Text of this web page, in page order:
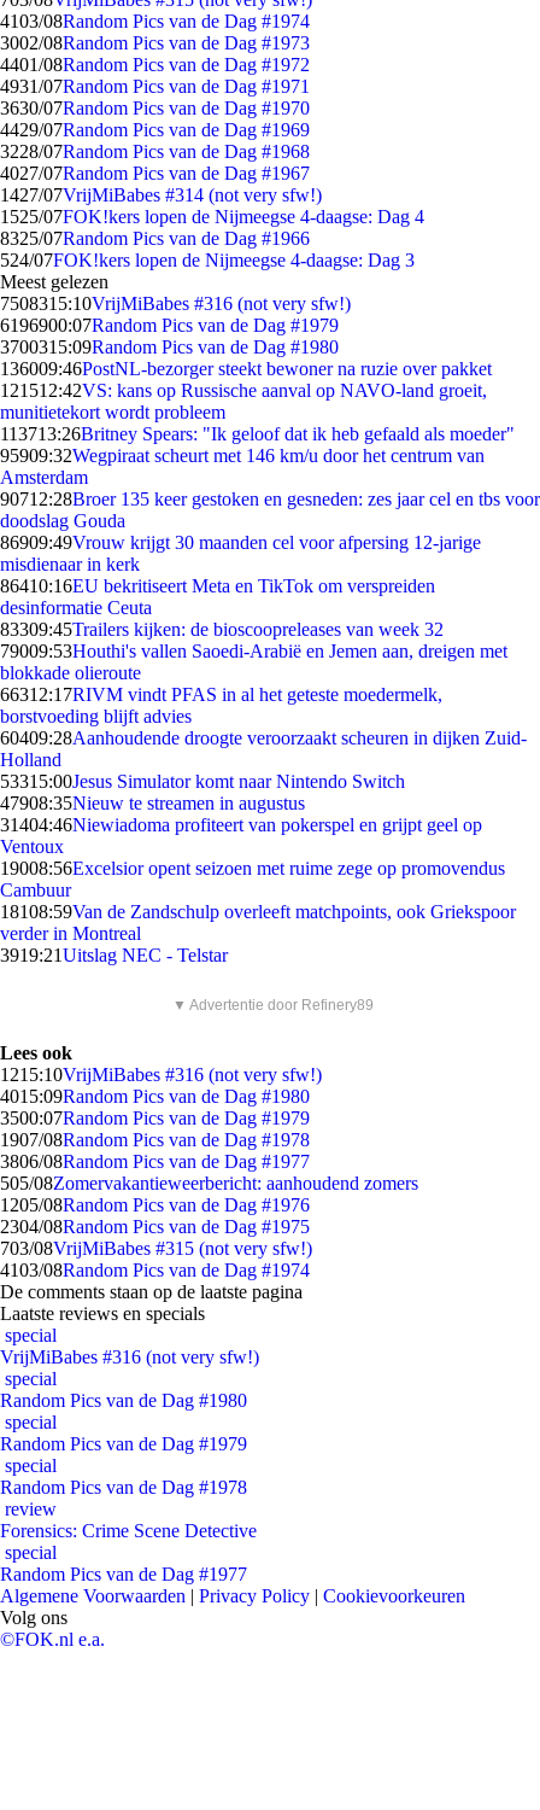
4103/08Random Pics van de Dag #1974
3002/08Random Pics van de Dag #1973
4401/08Random Pics van de Dag #1972
4931/07Random Pics van de Dag #1971
3630/07Random Pics van de Dag #1970
4429/07Random Pics van de Dag #1969
3228/07Random Pics van de Dag #1968
4027/07Random Pics van de Dag #1967
1427/07VrijMiBabes #314 (not very sfw!)
1525/07FOK!kers lopen de Nijmeegse 4-daagse: Dag 4
8325/07Random Pics van de Dag #1966
524/07FOK!kers lopen de Nijmeegse 4-daagse: Dag 3
Meest gelezen
7508315:10VrijMiBabes #316 (not very sfw!)
6196900:07Random Pics van de Dag #1979
3700315:09Random Pics van de Dag #1980
136009:46PostNL-bezorger steekt bewoner na ruzie over pakket
121512:42VS: kans op Russische aanval op NAVO-land groeit,
munitietekort wordt probleem
113713:26Britney Spears: "Ik geloof dat ik heb gefaald als moeder"
95909:32Wegpiraat scheurt met 146 km/u door het centrum van
Amsterdam
90712:28Broer 135 keer gestoken en gesneden: zes jaar cel en tbs voor
doodslag Gouda
86909:49Vrouw krijgt 30 maanden cel voor afpersing 12-jarige
misdienaar in kerk
86410:16EU bekritiseert Meta en TikTok om verspreiden
desinformatie Ceuta
83309:45Trailers kijken: de bioscoopreleases van week 32
79009:53Houthi's vallen Saoedi-Arabië en Jemen aan, dreigen met
blokkade olieroute
66312:17RIVM vindt PFAS in al het geteste moedermelk,
borstvoeding blijft advies
60409:28Aanhoudende droogte veroorzaakt scheuren in dijken Zuid-
Holland
53315:00Jesus Simulator komt naar Nintendo Switch
47908:35Nieuw te streamen in augustus
31404:46Niewiadoma profiteert van pokerspel en grijpt geel op
Ventoux
19008:56Excelsior opent seizoen met ruime zege op promovendus
Cambuur
18108:59Van de Zandschulp overleeft matchpoints, ook Griekspoor
verder in Montreal
3919:21Uitslag NEC - Telstar
▼ Advertentie door Refinery89
Lees ook
1215:10VrijMiBabes #316 (not very sfw!)
4015:09Random Pics van de Dag #1980
3500:07Random Pics van de Dag #1979
1907/08Random Pics van de Dag #1978
3806/08Random Pics van de Dag #1977
505/08Zomervakantieweerbericht: aanhoudend zomers
1205/08Random Pics van de Dag #1976
2304/08Random Pics van de Dag #1975
703/08VrijMiBabes #315 (not very sfw!)
4103/08Random Pics van de Dag #1974
De comments staan op de laatste pagina
Laatste reviews en specials
special
VrijMiBabes #316 (not very sfw!)
special
Random Pics van de Dag #1980
special
Random Pics van de Dag #1979
special
Random Pics van de Dag #1978
review
Forensics: Crime Scene Detective
special
Random Pics van de Dag #1977
Algemene Voorwaarden | Privacy Policy | Cookievoorkeuren
Volg ons
©FOK.nl e.a.